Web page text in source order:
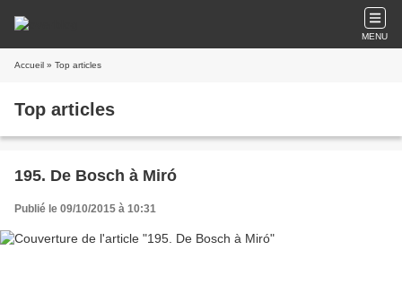
MENU
Accueil » Top articles
Top articles
195. De Bosch à Miró
Publié le 09/10/2015 à 10:31